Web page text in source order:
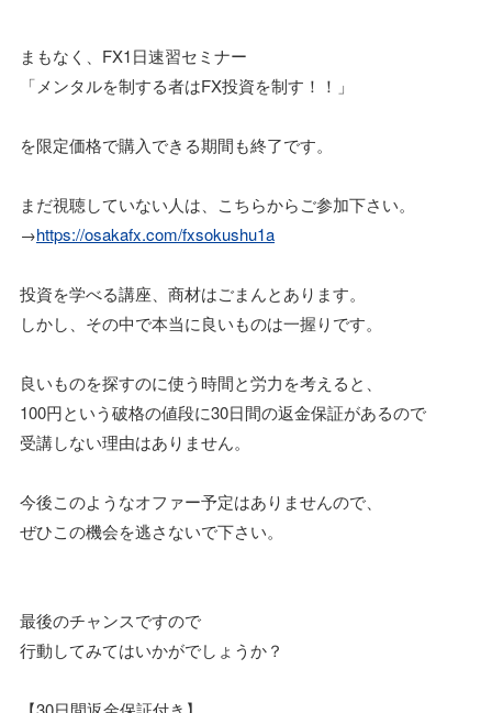
まもなく、FX1日速習セミナー
「メンタルを制する者はFX投資を制す！！」
を限定価格で購入できる期間も終了です。
まだ視聴していない人は、こちらからご参加下さい。
→https://osakafx.com/fxsokushu1a
投資を学べる講座、商材はごまんとあります。
しかし、その中で本当に良いものは一握りです。
良いものを探すのに使う時間と労力を考えると、
100円という破格の値段に30日間の返金保証があるので
受講しない理由はありません。
今後このようなオファー予定はありませんので、
ぜひこの機会を逃さないで下さい。
最後のチャンスですので
行動してみてはいかがでしょうか？